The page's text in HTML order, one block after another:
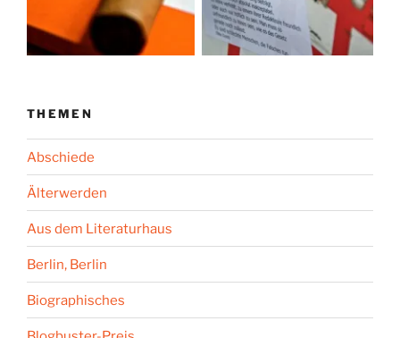
THEMEN
Abschiede
Älterwerden
Aus dem Literaturhaus
Berlin, Berlin
Biographisches